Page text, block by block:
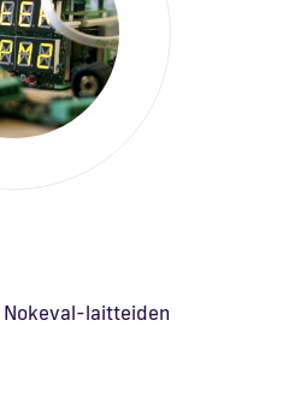
Nokeval-laitteiden